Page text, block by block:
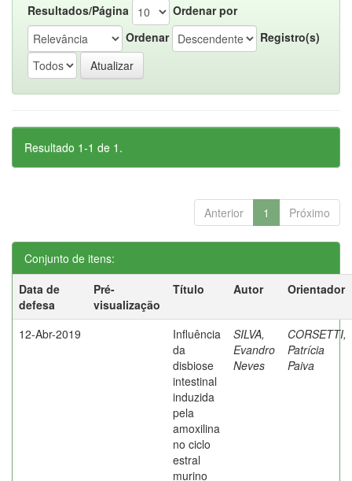
Resultados/Página
Ordenar por
Ordenar
Registro(s)
Resultado 1-1 de 1.
Anterior 1 Próximo
Conjunto de itens:
Data de
defesa
Pré-
visualização
Título Autor Orientador
12-Abr-2019
Influência
da
disbiose
intestinal
induzida
pela
amoxilina
no ciclo
estral
murino
SILVA,
Evandro
Neves
CORSETTI,
Patrícia
Paiva